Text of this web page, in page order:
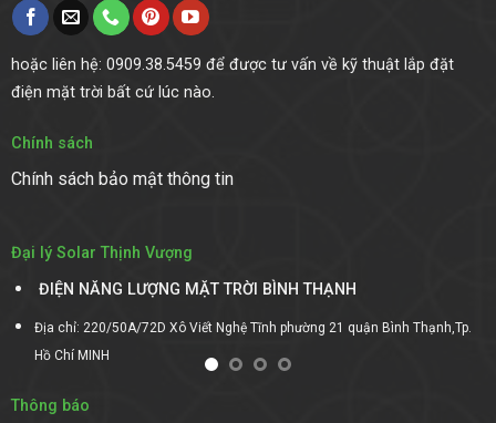
hoặc liên hệ: 0909.38.5459 để được tư vấn về kỹ thuật lắp đặt
điện mặt trời bất cứ lúc nào.
Chính sách
Chính sách bảo mật thông tin
Đại lý Solar Thịnh Vượng
ĐIỆN NĂNG LƯỢNG MẶT TRỜI DAKLAK
Địa chỉ:Số 41 Thôn Đoàn Kết, Xã EAKAR Mút, Huyện EAKAR, Tỉnh DAKLAK